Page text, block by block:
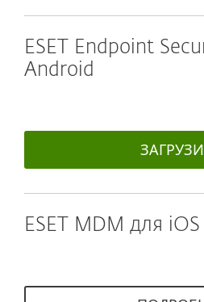
ESET Endpoint
Android
ESET MDM для